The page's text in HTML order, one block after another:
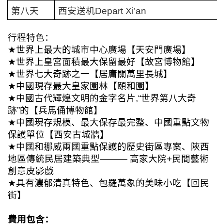
第八天
西安送机Depart Xi’an
行程特色：
★世界上最大的城市中心廣場【天安門廣場】
★世界上皇宮面積最大保留最好【故宮博物館】
★世界七大奇跡之一【居庸關萬里長城】
★中國現存最大皇家園林【頤和園】
★中國古代輝煌文明的金字名片,“世界第八大奇
跡”的【兵馬俑博物館】
★中國現存規模、最大保存最完整、中國重點文物
保護單位【西安古城牆】
★中國和挪威兩國重點保護的歷史街區專案、陝西
地區傳統民居建築典型——— 高家大院+民間藝術
創意皮影戲
★具有濃郁清真特色、包羅萬象的美味小吃【回民
街】
費用包含：